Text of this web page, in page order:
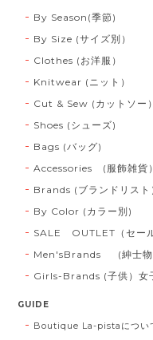
By Season(季節)
By Size (サイズ別）
Clothes (お洋服）
Knitwear (ニット）
Cut & Sew (カットソー）
Shoes (シューズ)
Bags (バッグ)
Accessories (服飾雑貨）
Brands (ブランドリスト
By Color (カラー別)
SALE OUTLET（セール
Men'sBrands (紳士
Girls-Brands (子供）女
GUIDE
Boutique La-pistaについ